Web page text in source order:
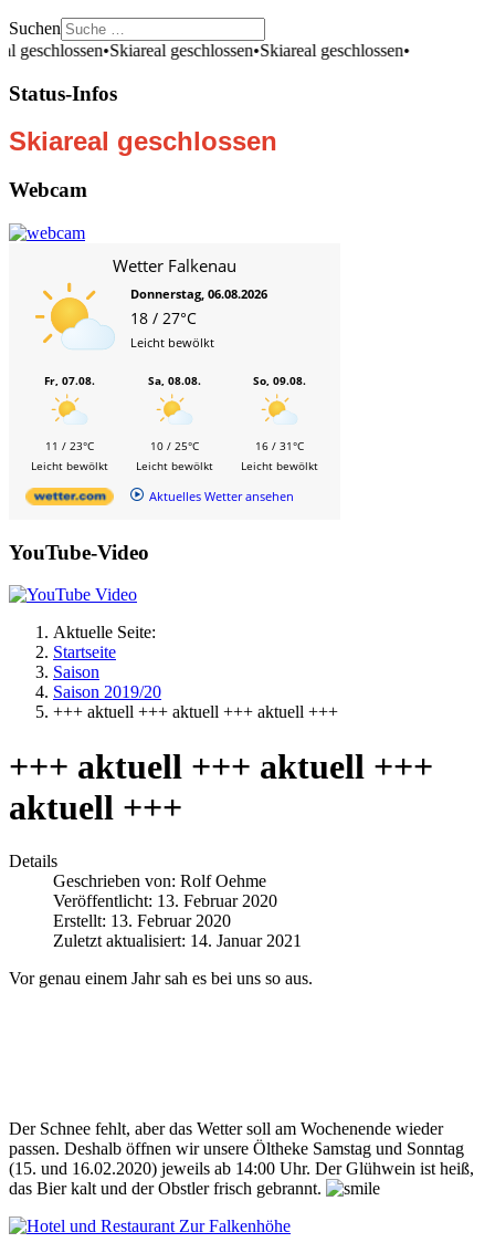
Suchen
geschlossen•Skiareal geschlossen•Skiareal geschlossen•
Status-Infos
Skiareal geschlossen
Webcam
Wetter Falkenau
Donnerstag, 06.08.2026
18 / 27°C
Leicht bewölkt
Fr, 07.08.
11 / 23°C
Leicht bewölkt
Sa, 08.08.
10 / 25°C
Leicht bewölkt
So, 09.08.
16 / 31°C
Leicht bewölkt
Aktuelles Wetter ansehen
YouTube-Video
Aktuelle Seite:
Startseite
Saison
Saison 2019/20
+++ aktuell +++ aktuell +++ aktuell +++
+++ aktuell +++ aktuell +++
aktuell +++
Details
Geschrieben von: Rolf Oehme
Veröffentlicht: 13. Februar 2020
Erstellt: 13. Februar 2020
Zuletzt aktualisiert: 14. Januar 2021
Vor genau einem Jahr sah es bei uns so aus.
Der Schnee fehlt, aber das Wetter soll am Wochenende wieder
passen. Deshalb öffnen wir unsere Öltheke Samstag und Sonntag
(15. und 16.02.2020) jeweils ab 14:00 Uhr. Der Glühwein ist heiß,
das Bier kalt und der Obstler frisch gebrannt.